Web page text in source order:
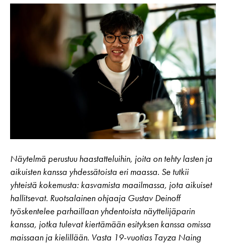
Svenska Teatern Live
Näytelmä perustuu haastatteluihin, joita on tehty lasten ja
aikuisten kanssa yhdessätoista eri maassa. Se tutkii
yhteistä kokemusta: kasvamista maailmassa, jota aikuiset
hallitsevat. Ruotsalainen ohjaaja Gustav Deinoff
työskentelee parhaillaan yhdentoista näyttelijäparin
kanssa, jotka tulevat kiertämään esityksen kanssa omissa
maissaan ja kielillään. Vasta 19-vuotias Tayza Naing